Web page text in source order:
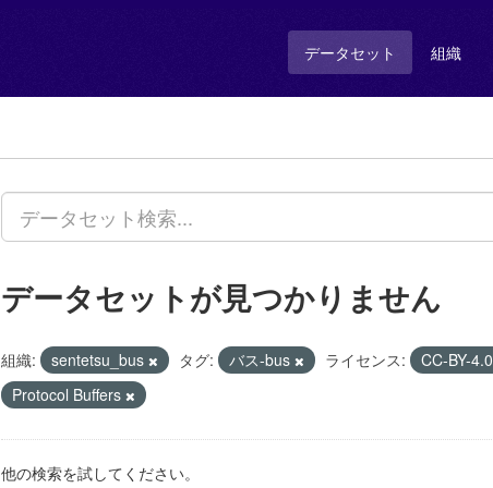
データセット 組織
データセットが見つかりません
組織: sentetsu_bus タグ: バス-bus ライセンス: CC-BY-4.0
Protocol Buffers
他の検索を試してください。